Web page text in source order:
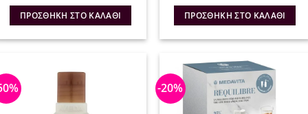
was:
€32.30.
τιμή
είναι:
ΠΡΟΣΘΉΚΗ ΣΤΟ ΚΑΛΆΘΙ ΠΡΟΣΘΉΚΗ ΣΤΟ ΚΑΛΆΘΙ
-20%